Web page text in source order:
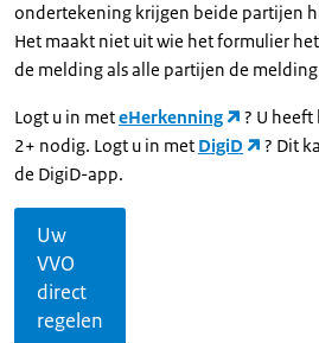
ondertekening krijgen beide partijen
Het maakt niet uit wie het formulier
de melding als alle partijen de
Logt u in meteHerkenning
? U
2+ nodig. Logt u in met DigiD
? Dit
de DigiD-app.
Uw
VVO
direct
regelen